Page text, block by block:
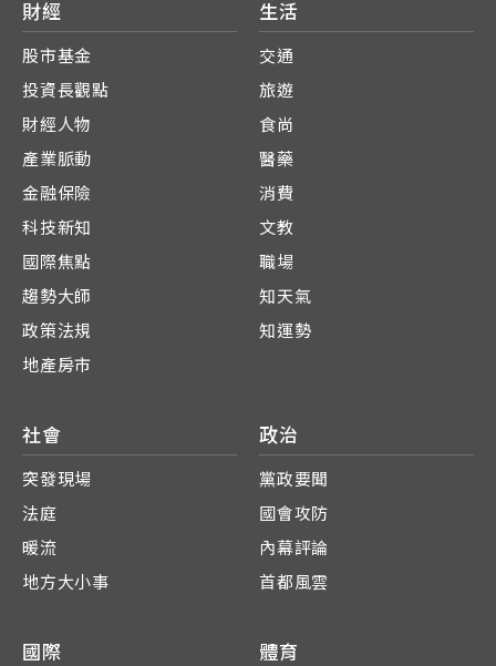
財經
股市基金
投資長觀點
財經人物
產業脈動
金融保險
科技新知
國際焦點
趨勢大師
政策法規
地產房市
生活
交通
旅遊
食尚
醫藥
消費
文教
職場
知天氣
知運勢
社會
突發現場
法庭
暖流
地方大小事
政治
黨政要聞
國會攻防
內幕評論
首都風雲
國際 體育